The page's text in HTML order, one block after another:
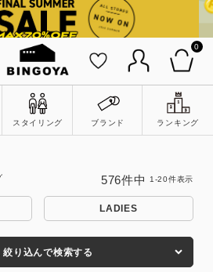
0
スタイリング ブランド ランキング
詳細検索
LADIES
絞り込んで検索する
576件中 1-20件表示